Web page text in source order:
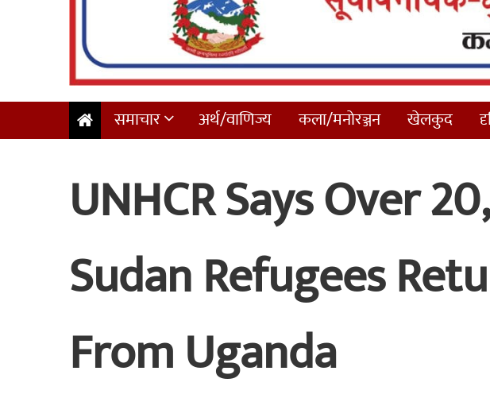
समाचार अर्थ/वाणिज्य कला/मनोरञ्जन खेलकुद
UNHCR Says Over
Sudan Refugees
From Uganda